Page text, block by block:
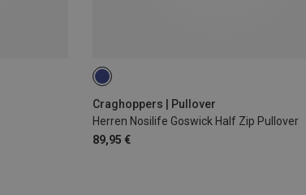
Craghoppers | Pullover
Herren Nosilife Goswick Half Zip Pullover
89,95 €
S